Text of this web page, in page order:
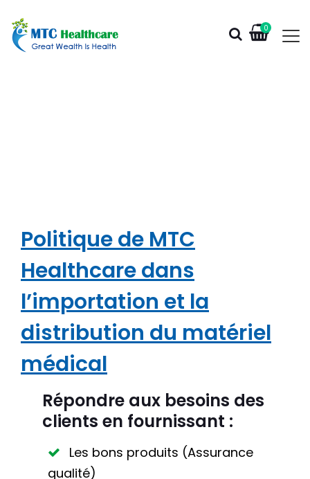
0
Politique de MTC
Healthcare dans
l’importation et la
distribution du matériel
médical
Répondre aux besoins des
clients en fournissant :
Les bons produits (Assurance
qualité)